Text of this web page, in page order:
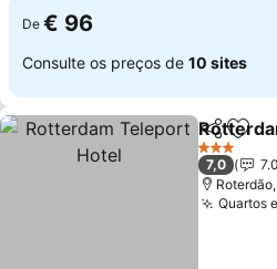
De € 96
Consulte os preços de 10 sites
Partilhar
3 Estrelas
7,0
Quartos